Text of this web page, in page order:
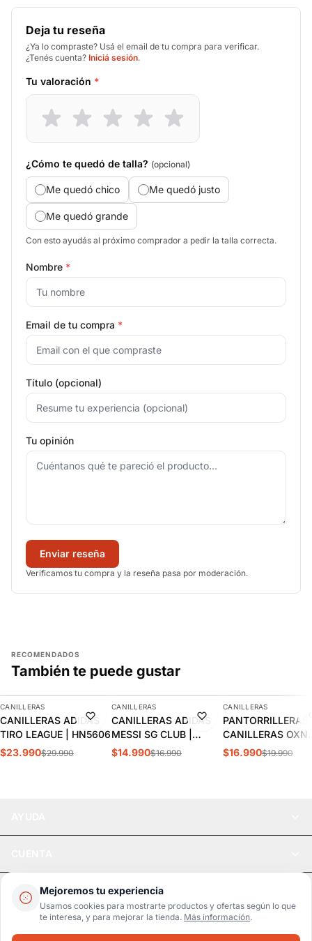
Mejoremos tu experiencia
Usamos cookies para mostrarte productos y ofertas según lo que
te interesa, y para mejorar la tienda. Más información.
Deja tu reseña
¿Ya lo compraste? Usá el email de tu compra para verificar.
¿Tenés cuenta? Iniciá sesión.
Tu valoración *
¿Cómo te quedó de talla? (opcional)
Me quedó chico Me quedó justo
Me quedó grande
Con esto ayudás al próximo comprador a pedir la talla correcta.
Nombre *
Email de tu compra *
Título (opcional)
Tu opinión
Enviar reseña
Verificamos tu compra y la reseña pasa por moderación.
RECOMENDADOS
También te puede gustar
-20%
AGREGAR
CANILLERAS
CANILLERAS ADIDAS
TIRO LEAGUE | HN5606
$23.990$29.990
-12%
AGREGAR
CANILLERAS
CANILLERAS ADIDAS
MESSI SG CLUB |
KA7857
$14.990$16.990
-15%
CANILLERAS
PANTORRILLERAS
CANILLERAS OXN
ADULTO
$16.990$19.990
LEGAL
Pago seguro SSL / Datos protegidos